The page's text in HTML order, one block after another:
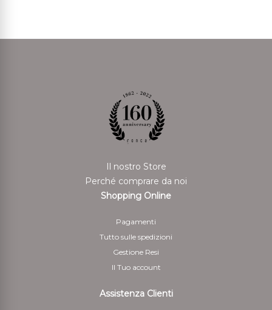
Il nostro Store
Perché comprare da noi
Shopping Online
Pagamenti
Tutto sulle spedizioni
Gestione Resi
Il Tuo account
Assistenza Clienti